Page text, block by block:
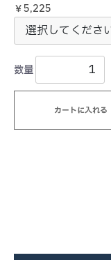
￥5,225
数量
カートに入れる